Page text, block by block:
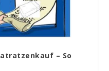
– So